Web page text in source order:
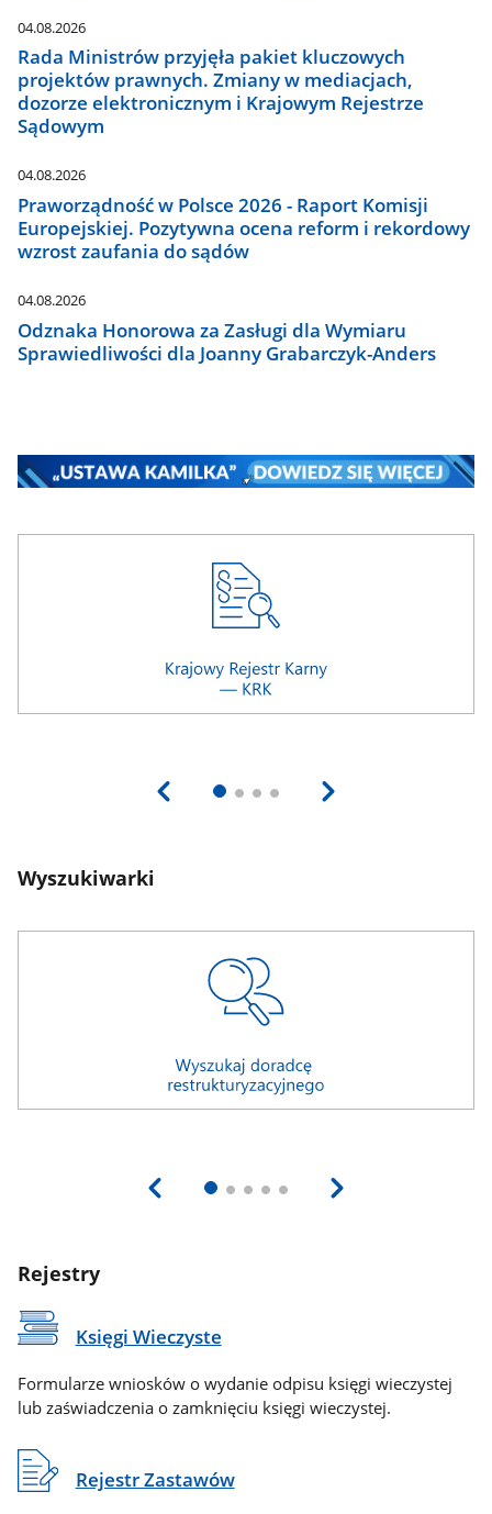
04.08.2026
Rada Ministrów przyjęła pakiet kluczowych
projektów prawnych. Zmiany w mediacjach,
dozorze elektronicznym i Krajowym Rejestrze
Sądowym
04.08.2026
Praworządność w Polsce 2026 - Raport Komisji
Europejskiej. Pozytywna ocena reform i rekordowy
wzrost zaufania do sądów
04.08.2026
Odznaka Honorowa za Zasługi dla Wymiaru
Sprawiedliwości dla Joanny Grabarczyk-Anders
Wyszukiwarki
Rejestry
Księgi Wieczyste
Formularze wniosków o wydanie odpisu księgi wieczystej
lub zaświadczenia o zamknięciu księgi wieczystej.
Rejestr Zastawów